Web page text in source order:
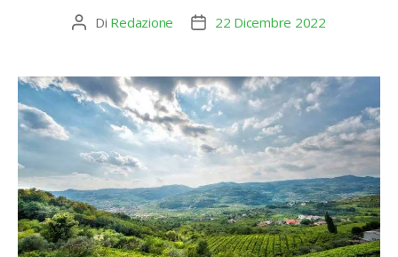
Autore
Di Redazione
Data22 Dicembre 2022